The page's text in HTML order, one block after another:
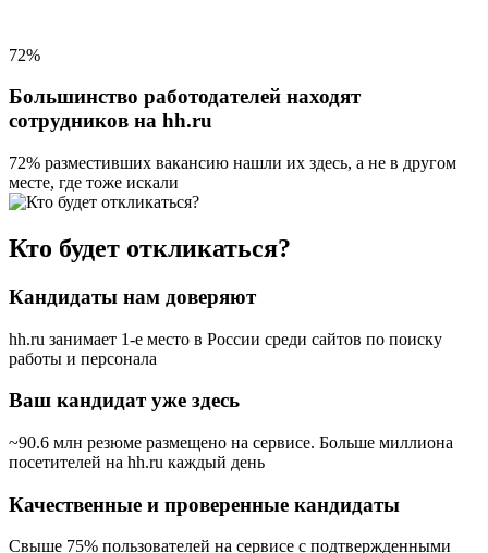
72%
Большинство работодателей находят
сотрудников на hh.ru
72% разместивших вакансию нашли их здесь, а не в другом
месте, где тоже искали
Кто будет откликаться?
Кандидаты нам доверяют
hh.ru занимает 1-е место в России среди сайтов по поиску
работы и персонала
Ваш кандидат уже здесь
~90.6 млн резюме размещено на сервисе. Больше миллиона
посетителей на hh.ru каждый день
Качественные и проверенные кандидаты
Свыше 75% пользователей на сервисе с подтвержденными